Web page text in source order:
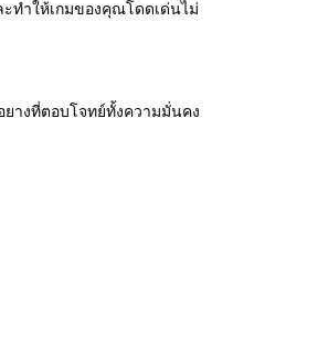
ทำให้เกมของคุณโดดเด่นไม่
างที่ตอบโจทย์ทั้งความมั่นคง